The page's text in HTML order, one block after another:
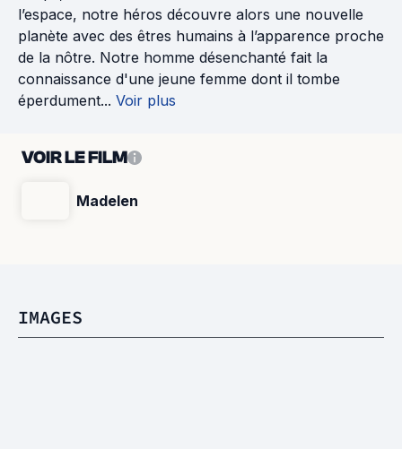
l’espace, notre héros découvre alors une nouvelle
planète avec des êtres humains à l’apparence proche
de la nôtre. Notre homme désenchanté fait la
connaissance d'une jeune femme dont il tombe
éperdument... Voir plus
VOIR LE FILM
Madelen
IMAGES